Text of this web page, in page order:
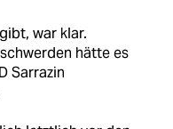
war klar.
hätte es
Sarrazin